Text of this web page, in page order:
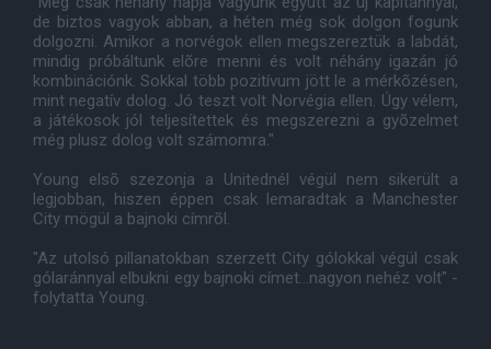
de biztos vagyok abban, a héten még sok dolgon fogunk
dolgozni. Amikor a norvégok ellen megszereztük a labdát,
mindig próbáltunk elõre menni és volt néhány igazán jó
kombinációnk. Sokkal több pozitívum jött le a mérkõzésen,
mint negatív dolog. Jó teszt volt Norvégia ellen. Úgy vélem,
a játékosok jól teljesítettek és megszerezni a gyõzelmet
még plusz dolog volt számomra."
Young elsõ szezonja a Unitednél végül nem sikerült a
legjobban, hiszen éppen csak lemaradtak a Manchester
City mögül a bajnoki címrõl.
"Az utolsó pillanatokban szerzett City gólokkal végül csak
gólaránnyal elbukni egy bajnoki címet...nagyon nehéz volt" -
folytatta Young.